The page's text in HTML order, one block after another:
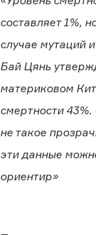
составляет 1%,
случае мутаций
Бай Цянь
материковом
смертности
не такое
эти данные
ориентир»